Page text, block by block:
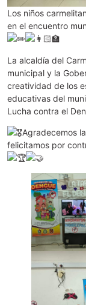
Los niños
en el encuentro
La alcaldía del
municipal y la
creatividad de los
educativas del
Lucha contra el
Agradecemos
felicitamos por